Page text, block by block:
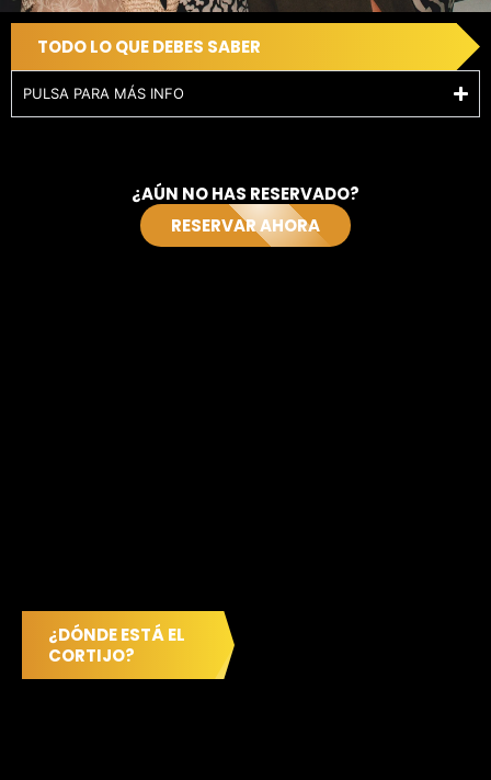
TU VERANO
COMIENZA AQUÍ...
TODO LO QUE DEBES SABER
PULSA PARA MÁS INFO
¿AÚN NO HAS RESERVADO?
RESERVAR AHORA
¿DÓNDE ESTÁ EL
CORTIJO?